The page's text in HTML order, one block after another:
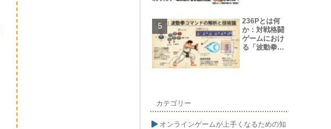
236Pとは何
か：対戦格闘
ゲームにおけ
る「波動拳コ
カテゴリー
オンラインゲームが上手くなるための知